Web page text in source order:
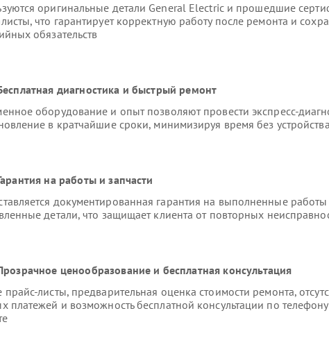
оригинальные детали General Electric и прошедшие
что гарантирует корректную работу после ремонта и
обязательств
диагностика и быстрый ремонт
оборудование и опыт позволяют провести экспресс-
в кратчайшие сроки, минимизируя время без устройства
на работы и запчасти
документированная гарантия на выполненные работы
детали, что защищает клиента от повторных
ценообразование и бесплатная консультация
листы, предварительная оценка стоимости ремонта,
платежей и возможность бесплатной консультации по